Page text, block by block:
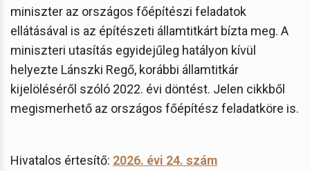
miniszter az országos főépítészi feladatok
ellátásával is az építészeti államtitkárt bízta meg. A
miniszteri utasítás egyidejűleg hatályon kívül
helyezte Lánszki Regő, korábbi államtitkár
kijelöléséről szóló 2022. évi döntést. Jelen cikkből
megismerhető az országos főépítész feladatköre is.
Hivatalos értesítő: 2026. évi 24. szám